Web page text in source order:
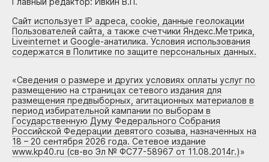
Сайт использует IP адреса, cookie, данные геолокации
Пользователей сайта, а также счетчики Яндекс.Метрика,
Liveinternet и Google-анатилика. Условия использования
содержатся в Политике по защите персональных данных.
«Сведения о размере и других условиях оплаты услуг по
размещению на страницах сетевого издания для
размещения предвыборных, агитационных материалов в
период избирательной кампании по выборам в
Государственную Думу Федерального Собрания
Российской Федерации девятого созыва, назначенных на
18 – 20 сентября 2026 года. Сетевое издание
www.kp40.ru (св-во Эл № ФС77-58967 от 11.08.2014г.)»